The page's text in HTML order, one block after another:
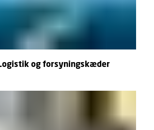
og forsyningskæder